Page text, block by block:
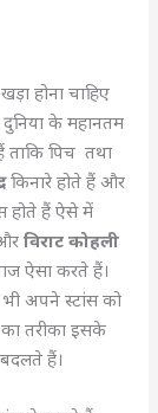
होना चाहिए
दुनिया के महानतम
ताकि पिच तथा
किनारे होते हैं और
होते हैं ऐसे में
विराट कोहली
ऐसा करते हैं।
भी अपने स्टांस को
तरीका इसके
हैं।